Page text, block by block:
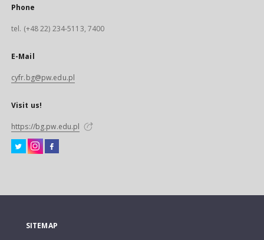
Phone
tel. (+48 22) 234-5113, 7400
E-Mail
cyfr.bg@pw.edu.pl
Visit us!
https://bg.pw.edu.pl
SITEMAP